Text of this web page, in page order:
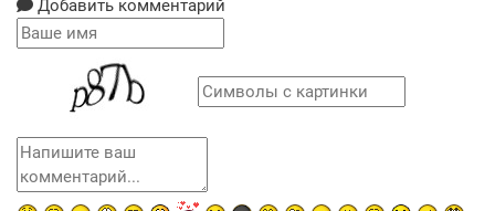
Добавить комментарий